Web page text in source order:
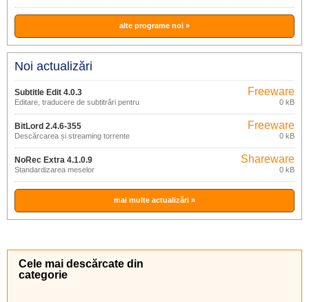
alte programe noi »
Noi actualizări
Subtitle Edit 4.0.3
Editare, traducere de subtitrări pentru
Freeware
0 kB
BitLord 2.4.6-355
Descărcarea și streaming torrente
Freeware
0 kB
NoRec Extra 4.1.0.9
Standardizarea meselor
Shareware
0 kB
mai multe actualizări »
Cele mai descărcate din
categorie